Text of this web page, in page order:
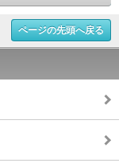
ページの先頭へ戻る